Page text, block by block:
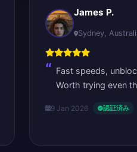
James P.
Sydney,
Fast speeds,
Worth trying even
9 Jan 2026 認証済み